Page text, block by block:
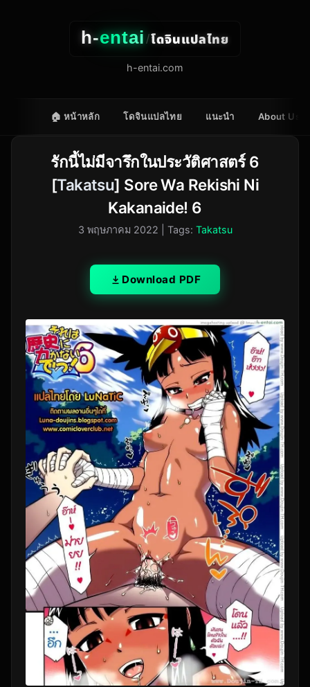
h-entai/โดจินแปลไทย
h-entai.com
🏠 หน้าหลัก โดจินแปลไทย แนะนำ About Us
รักนี้ไม่มีจารึกในประวัติศาสตร์ 6
[Takatsu] Sore Wa Rekishi Ni
Kakanaide! 6
3 พฤษภาคม 2022 | Tags: Takatsu
Download PDF